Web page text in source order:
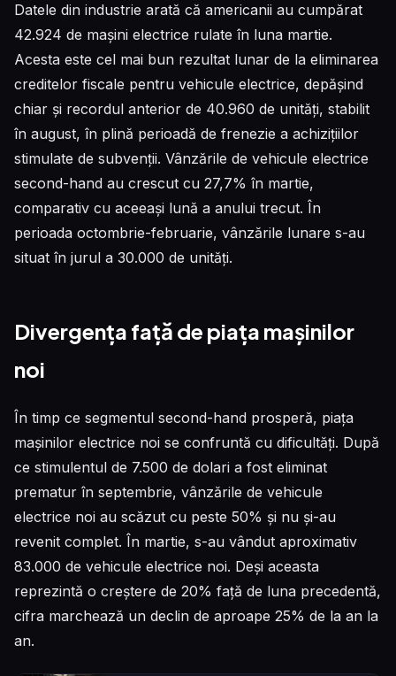
Datele din industrie arată că americanii au cumpărat
42.924 de mașini electrice rulate în luna martie.
Acesta este cel mai bun rezultat lunar de la eliminarea
creditelor fiscale pentru vehicule electrice, depășind
chiar și recordul anterior de 40.960 de unități, stabilit
în august, în plină perioadă de frenezie a achizițiilor
stimulate de subvenții. Vânzările de vehicule electrice
second-hand au crescut cu 27,7% în martie,
comparativ cu aceeași lună a anului trecut. În
perioada octombrie-februarie, vânzările lunare s-au
situat în jurul a 30.000 de unități.
Divergența față de piața mașinilor
noi
În timp ce segmentul second-hand prosperă, piața
mașinilor electrice noi se confruntă cu dificultăți. După
ce stimulentul de 7.500 de dolari a fost eliminat
prematur în septembrie, vânzările de vehicule
electrice noi au scăzut cu peste 50% și nu și-au
revenit complet. În martie, s-au vândut aproximativ
83.000 de vehicule electrice noi. Deși aceasta
reprezintă o creștere de 20% față de luna precedentă,
cifra marchează un declin de aproape 25% de la an la
an.